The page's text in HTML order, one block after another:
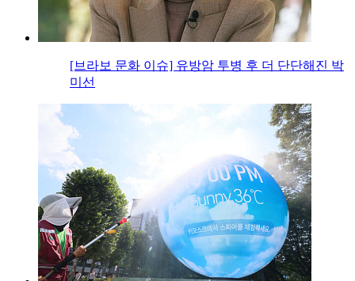
[브라보 문화 이슈] 유방암 투병 후 더 단단해진 박
미선